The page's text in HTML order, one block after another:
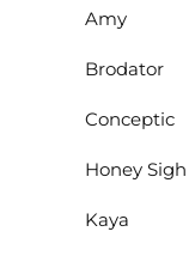
Amy
Brodator
Conceptic
Honey Sigh
Kaya